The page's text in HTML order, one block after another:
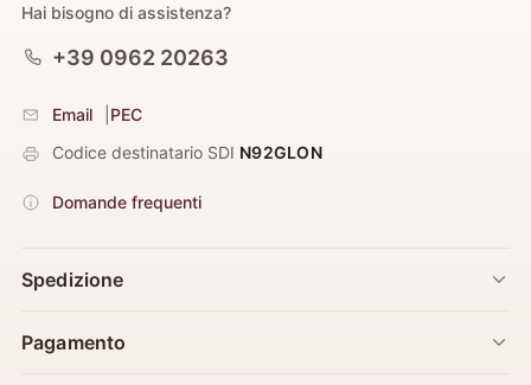
Hai bisogno di assistenza?
+39 0962 20263
Email
PEC
Codice destinatario SDI N92GLON
Domande frequenti
Spedizione
Pagamento